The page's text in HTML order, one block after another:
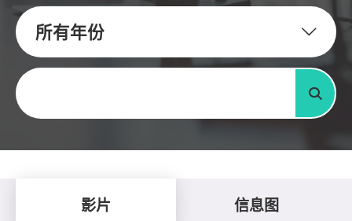
所有年份
关键字
搜寻
影片 信息图